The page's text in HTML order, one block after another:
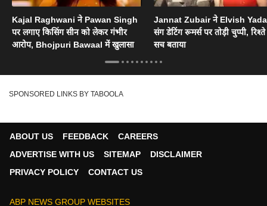
Kajal Raghwani ने Pawan Singh
पर लगाए किसिंग सीन को लेकर गंभीर
आरोप, Bhojpuri Bawaal में खुलासा
Jannat Zubair ने Elvish
संग डेटिंग रूमर्स पर तोड़ी चुप्पी,
सच बताया
SPONSORED LINKS BY TABOOLA
ABOUT US FEEDBACK
CAREERS
ADVERTISE WITH US
SITEMAP
DISCLAIMER
PRIVACY POLICY
CONTACT US
ABP NEWS GROUP WEBSITES